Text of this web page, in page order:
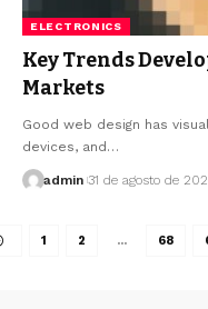
ELECTRONICS
Key Trends
Markets
Good web design has
devices, and…
admin 31 de agosto de
1 2 … 68